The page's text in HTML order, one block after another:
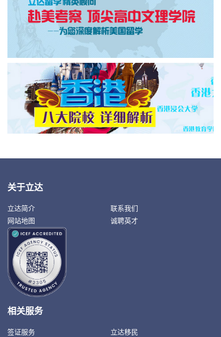
关于立达
立达简介
联系我们
网站地图
诚聘英才
相关服务
签证服务
立达移民